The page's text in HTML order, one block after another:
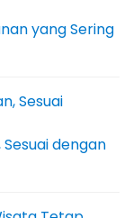
yang Sering
dengan